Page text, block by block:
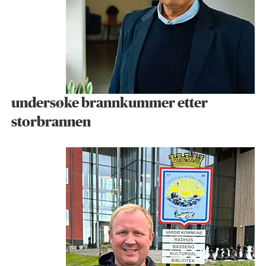
undersøke brann­kummer etter
storbrannen